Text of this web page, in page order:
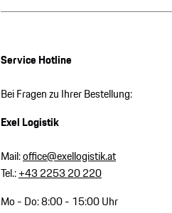
Service Hotline
Bei Fragen zu Ihrer Bestellung:
Exel Logistik
Mail:office@exellogistik.at
Tel.:+43 2253 20 220
Mo - Do: 8:00 - 15:00 Uhr